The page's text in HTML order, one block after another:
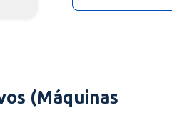
(Máquinas